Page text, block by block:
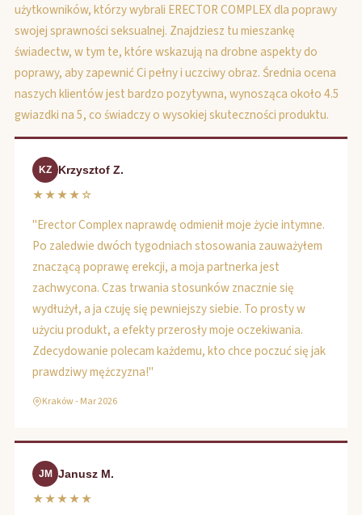
użytkowników, którzy wybrali ERECTOR COMPLEX dla poprawy
swojej sprawności seksualnej. Znajdziesz tu mieszankę
świadectw, w tym te, które wskazują na drobne aspekty do
poprawy, aby zapewnić Ci pełny i uczciwy obraz. Średnia ocena
naszych klientów jest bardzo pozytywna, wynosząca około 4.5
gwiazdki na 5, co świadczy o wysokiej skuteczności produktu.
KZ Krzysztof Z.
★★★★☆
"Erector Complex naprawdę odmienił moje życie intymne.
Po zaledwie dwóch tygodniach stosowania zauważyłem
znaczącą poprawę erekcji, a moja partnerka jest
zachwycona. Czas trwania stosunków znacznie się
wydłużył, a ja czuję się pewniejszy siebie. To prosty w
użyciu produkt, a efekty przerosły moje oczekiwania.
Zdecydowanie polecam każdemu, kto chce poczuć się jak
prawdziwy mężczyzna!"
Kraków - Mar 2026
JM Janusz M.
★★★★★